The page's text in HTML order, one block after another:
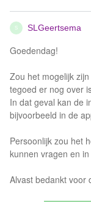
S SLGeertsema
Goedendag!
Zou het mogelijk
tegoed er nog over
In dat geval kan de
bijvoorbeeld in de
Persoonlijk zou het
kunnen vragen en
Alvast bedankt voor